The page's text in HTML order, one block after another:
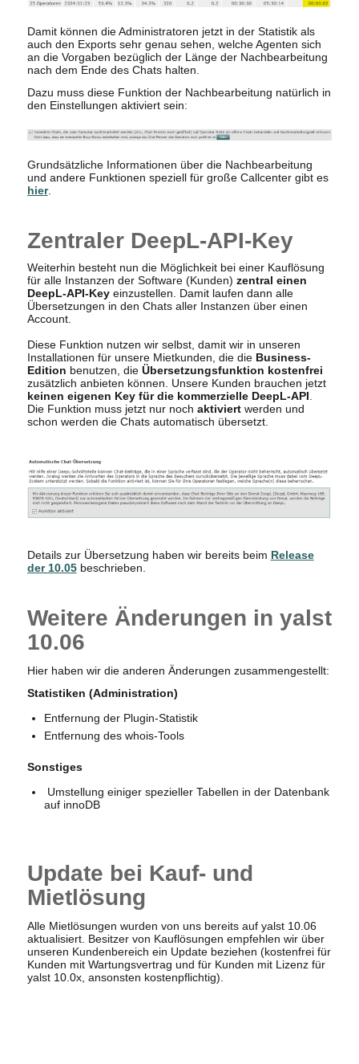
Damit können die Administratoren jetzt in der Statistik als
auch den Exports sehr genau sehen, welche Agenten sich
an die Vorgaben bezüglich der Länge der Nachbearbeitung
nach dem Ende des Chats halten.
Dazu muss diese Funktion der Nachbearbeitung natürlich in
den Einstellungen aktiviert sein:
Grundsätzliche Informationen über die Nachbearbeitung
und andere Funktionen speziell für große Callcenter gibt es
hier.
Zentraler DeepL-API-Key
Weiterhin besteht nun die Möglichkeit bei einer Kauflösung
für alle Instanzen der Software (Kunden) zentral einen
DeepL-API-Keyeinzustellen. Damit laufen dann alle
Übersetzungen in den Chats aller Instanzen über einen
Account.
Diese Funktion nutzen wir selbst, damit wir in unseren
Installationen für unsere Mietkunden, die die Business-
Edition benutzen, die Übersetzungsfunktion kostenfrei
zusätzlich anbieten können. Unsere Kunden brauchen jetzt
keinen eigenen Key für die kommerzielle DeepL-API
Die Funktion muss jetzt nur noch aktiviertwerden und
schon werden die Chats automatisch übersetzt.
Details zur Übersetzung haben wir bereits beim Release
der 10.05beschrieben.
Weitere Änderungen in yalst
10.06
Hier haben wir die anderen Änderungen zusammengestellt:
Statistiken (Administration)
Entfernung der Plugin-Statistik
Entfernung des whois-Tools
Sonstiges
Umstellung einiger spezieller Tabellen in der Datenbank
auf innoDB
Update bei Kauf- und
Mietlösung
Alle Mietlösungen wurden von uns bereits auf yalst 10.06
aktualisiert. Besitzer von Kauflösungen empfehlen wir über
unseren Kundenbereich ein Update beziehen (kostenfrei für
Kunden mit Wartungsvertrag und für Kunden mit Lizenz für
yalst 10.0x, ansonsten kostenpflichtig).